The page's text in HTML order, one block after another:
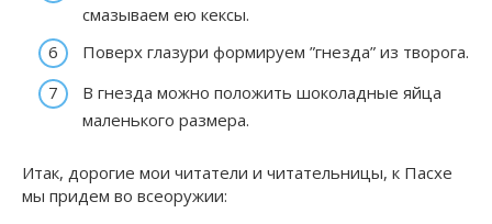
смазываем ею кексы.
Поверх глазури формируем ”гнезда” из творога.
В гнезда можно положить шоколадные яйца
маленького размера.
Итак, дорогие мои читатели и читательницы, к Пасхе
мы придем во всеоружии: